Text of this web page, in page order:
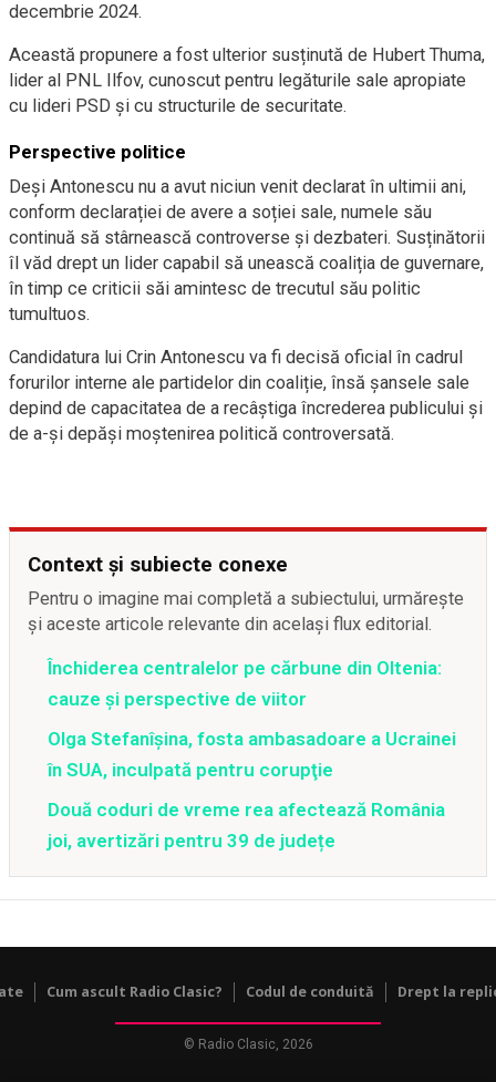
decembrie 2024.
Această propunere a fost ulterior susținută de Hubert Thuma,
lider al PNL Ilfov, cunoscut pentru legăturile sale apropiate
cu lideri PSD și cu structurile de securitate.
Perspective politice
Deși Antonescu nu a avut niciun venit declarat în ultimii ani,
conform declarației de avere a soției sale, numele său
continuă să stârnească controverse și dezbateri. Susținătorii
îl văd drept un lider capabil să unească coaliția de guvernare,
în timp ce criticii săi amintesc de trecutul său politic
tumultuos.
Candidatura lui Crin Antonescu va fi decisă oficial în cadrul
forurilor interne ale partidelor din coaliție, însă șansele sale
depind de capacitatea de a recâștiga încrederea publicului și
de a-și depăși moștenirea politică controversată.
Context și subiecte conexe
Pentru o imagine mai completă a subiectului, urmărește
și aceste articole relevante din același flux editorial.
Închiderea centralelor pe cărbune din Oltenia:
cauze și perspective de viitor
Olga Stefanîşina, fosta ambasadoare a Ucrainei
în SUA, inculpată pentru corupţie
Două coduri de vreme rea afectează România
joi, avertizări pentru 39 de județe
Cum ascult Radio Clasic? Codul de conduită Drept la
© Radio Clasic, 2026